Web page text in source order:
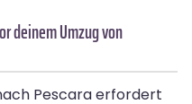
deinem Umzug von
Pescara erfordert